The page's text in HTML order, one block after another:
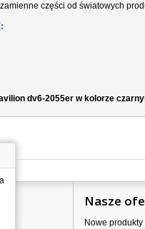
części od światowych
dv6-2055er w kolorze
Nasze
Nowe produkty